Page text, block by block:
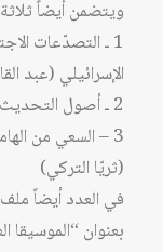
ويتضمن أيضاً
1 ـ التصدّعات
الإسرائيلي (عبد
2 ـ أصول التحديث في اليابان، 1568-1868 (محمد أعفيف)
3 – السعي من
(ثريّا التركي)
في العدد أيضاً
بعنوان “الموسيقا